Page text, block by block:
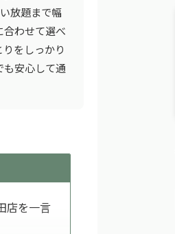
放題まで幅
合わせて選べ
をしっかり
も安心して通
店を一言